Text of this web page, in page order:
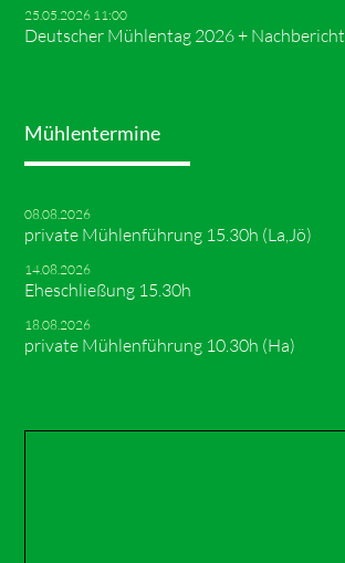
25.05.2026 11:00
Deutscher Mühlentag 2026 + Nachbericht
Mühlentermine
08.08.2026
private Mühlenführung 15.30h (La,Jö)
14.08.2026
Eheschließung 15.30h
18.08.2026
private Mühlenführung 10.30h (Ha)